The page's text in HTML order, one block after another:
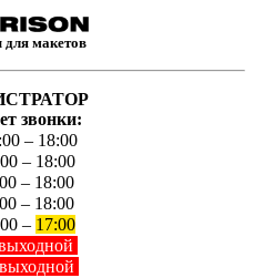
макетов
звонки:
– 18:00
– 18:00
– 18:00
– 18:00
– 17:00